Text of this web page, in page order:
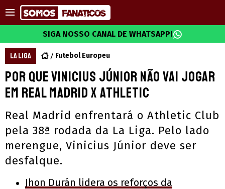
SIGA NOSSO CANAL DE WHATSAPP!
LA LIGA Futebol Europeu
Por que Vinicius Júnior não vai jogar
em Real Madrid x Athletic
Real Madrid enfrentará o Athletic Club
pela 38ª rodada da La Liga. Pelo lado
merengue, Vinicius Júnior deve ser
desfalque.
Jhon Durán lidera os reforços da